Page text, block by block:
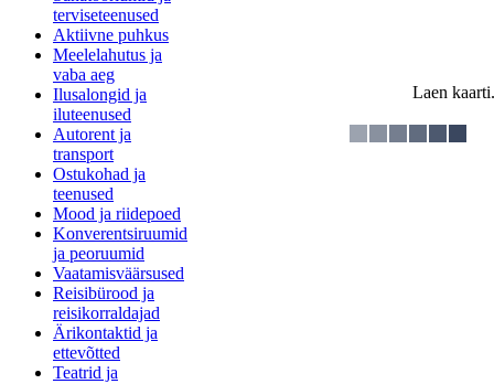
terviseteenused
Aktiivne puhkus
Meelelahutus ja
vaba aeg
Ilusalongid ja
iluteenused
Autorent ja
transport
Ostukohad ja
teenused
Mood ja riidepoed
Konverentsiruumid
ja peoruumid
Vaatamisväärsused
Reisibürood ja
reisikorraldajad
Ärikontaktid ja
ettevõtted
Teatrid ja
Laen